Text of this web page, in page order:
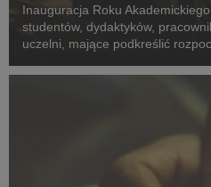
Inauguracja Roku
studentów, dydaktyków,
uczelni, mające podkreślić
uroczystość Inauguracji Roku